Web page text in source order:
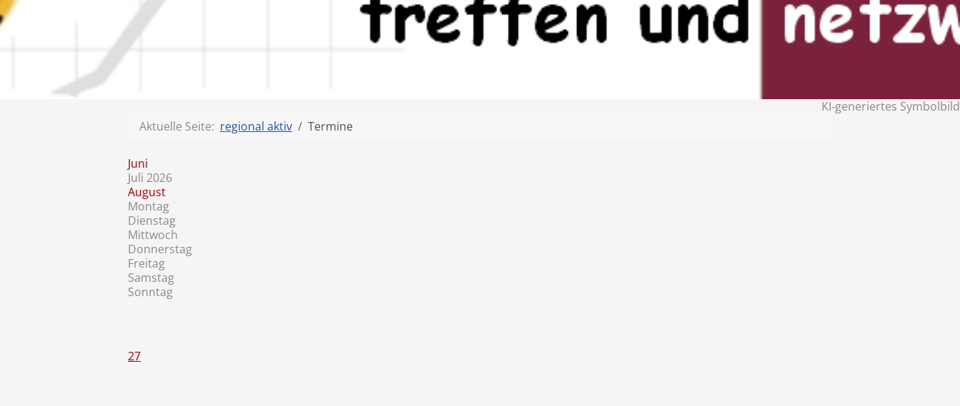
KI‑generiertes Symbolbild
Aktuelle Seite: regional aktiv Termine
Juni
Juli 2026
August
Montag
Dienstag
Mittwoch
Donnerstag
Freitag
Samstag
Sonntag
27